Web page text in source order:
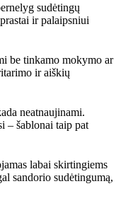
sudėtingų
ir palaipsniui
be tinkamo mokymo ar
ir aiškių
neatnaujinami.
– šablonai taip pat
labai skirtingiems
sandorio sudėtingumą,